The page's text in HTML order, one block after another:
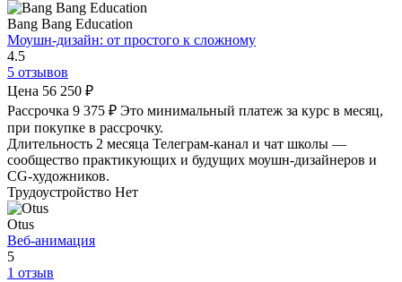
Bang Bang Education
Моушн-дизайн: от простого к сложному
4.5
5 отзывов
Цена 56 250 ₽
Рассрочка 9 375 ₽ Это минимальный платеж за курс в месяц,
при покупке в рассрочку.
Длительность 2 месяца Телеграм-канал и чат школы —
сообщество практикующих и будущих моушн-дизайнеров и
CG-художников.
Трудоустройство Нет
Otus
Веб-анимация
5
1 отзыв